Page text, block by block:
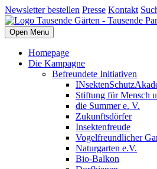
Newsletter bestellen Presse Kontakt
Open Menu
Homepage
Die Kampagne
Befreundete Initiativen
Stiftung für Mensch
die Summer e. V.
Zukunftsdörfer
Insektenfreude
Vogelfreundlicher
Naturgarten e.V.
Bio-Balkon